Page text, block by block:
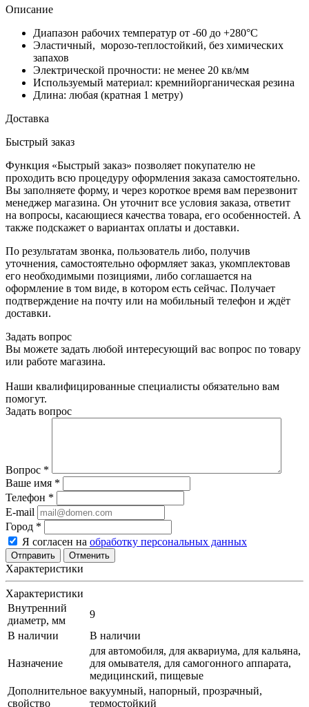
Описание
Диапазон рабочих температур от -60 до +280°С
Эластичный, морозо-теплостойкий, без химических
запахов
Электрической прочности: не менее 20 кв/мм
Используемый материал: кремнийорганическая резина
Длина: любая (кратная 1 метру)
Доставка
Быстрый заказ
Функция «Быстрый заказ» позволяет покупателю не
проходить всю процедуру оформления заказа самостоятельно.
Вы заполняете форму, и через короткое время вам перезвонит
менеджер магазина. Он уточнит все условия заказа, ответит
на вопросы, касающиеся качества товара, его особенностей. А
также подскажет о вариантах оплаты и доставки.
По результатам звонка, пользователь либо, получив
уточнения, самостоятельно оформляет заказ, укомплектовав
его необходимыми позициями, либо соглашается на
оформление в том виде, в котором есть сейчас. Получает
подтверждение на почту или на мобильный телефон и ждёт
доставки.
Задать вопрос
Вы можете задать любой интересующий вас вопрос по товару
или работе магазина.
Наши квалифицированные специалисты обязательно вам
помогут.
Задать вопрос
Вопрос *
Ваше имя *
Телефон *
E-mail
Город *
Я согласен на обработку персональных данных
Отменить
Характеристики
Характеристики
Внутренний
диаметр, мм
9
В наличии
В наличии
Назначение
для автомобиля, для аквариума, для кальяна,
для омывателя, для самогонного аппарата,
медицинский, пищевые
Дополнительное
свойство
вакуумный, напорный, прозрачный,
термостойкий